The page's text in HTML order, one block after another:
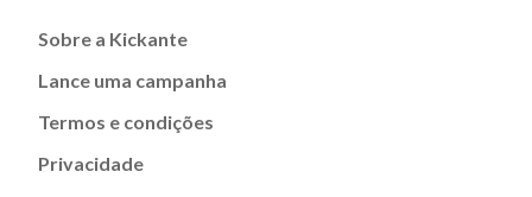
Sobre a Kickante
Lance uma campanha
Termos e condições
Privacidade